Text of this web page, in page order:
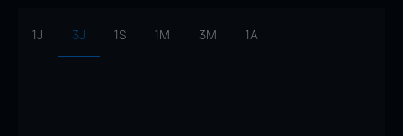
1J 3J 1S 1M 3M 1A